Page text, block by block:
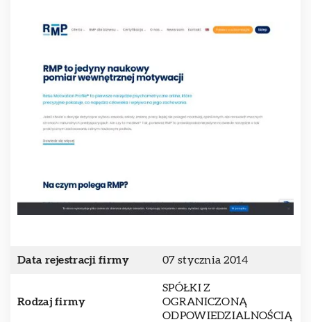
Data rejestracji firmy 07 stycznia 2014
Rodzaj firmy
SPÓŁKI Z
OGRANICZONĄ
ODPOWIEDZIALNOŚCIĄ